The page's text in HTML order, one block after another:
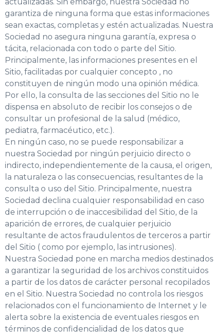
garantiza de ninguna forma que estas informaciones
sean exactas, completas y estén actualizadas. Nuestra
Sociedad no asegura ninguna garantía, expresa o
tácita, relacionada con todo o parte del Sitio.
Principalmente, las informaciones presentes en el
Sitio, facilitadas por cualquier concepto , no
constituyen de ningún modo una opinión médica.
Por ello, la consulta de las secciones del Sitio no le
dispensa en absoluto de recibir los consejos o de
consultar un profesional de la salud (médico,
pediatra, farmacéutico, etc.).
En ningún caso, no se puede responsabilizar a
nuestra Sociedad por ningún perjuicio directo o
indirecto, independientemente de la causa, el origen,
la naturaleza o las consecuencias, resultantes de la
consulta o uso del Sitio. Principalmente, nuestra
Sociedad declina cualquier responsabilidad en caso
de interrupción o de inaccesibilidad del Sitio, de la
aparición de errores, de cualquier perjuicio
resultante de actos fraudulentos de terceros a partir
del Sitio ( como por ejemplo, las intrusiones).
Nuestra Sociedad pone en marcha medios destinados
a garantizar la seguridad de los archivos constituidos
a partir de los datos de carácter personal recopilados
en el Sitio. Nuestra Sociedad no controla los riesgos
relacionados con el funcionamiento de Internet y le
alerta sobre la existencia de eventuales riesgos en
términos de confidencialidad de los datos que